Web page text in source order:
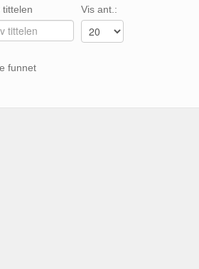
tittelen Vis ant.:
funnet